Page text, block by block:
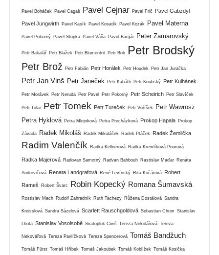
Pavel Boháček Pavel Cagaš Pavel Cejnar Pavel Frič Pavel Gabzdyl
Pavel Jungwirth Pavel Kasík Pavel Kosatík Pavel Kozák Pavel Materna
Pavel Pokorný Pavel Stopka Pavel Váňa Pavol Bargár Peter Zamarovský
Petr Bakalář Petr Blažek Petr Blumentrit Petr Bob Petr Brodský
Petr Brož Petr Fabián Petr Horálek Petr Houdek Petr Jan Juračka
Petr Jan Vinš Petr Janeček Petr Kabáth Petr Koubský Petr Kulhánek
Petr Morávek Petr Neruda Petr Pavel Petr Pokorný Petr Scheirich Petr Slavíček
Petr Tolar Petr Tomek Petr Tureček Petr Voříšek
Petr Wawrosz
Petra Hyklová Petra Mlejnková Petra Procházková Prokop Hapala Prokop
Závada Radek Mikoláš Radek Mikulášek Radek Ptáček Radek Žemlička
Radim Valenčík Radka Kellnerová Radka Kremlíková Pourová
Radka Majerová Radovan Samotný Radvan Bahbouh Rastislav Maďar Renáta
Androvičová Renata Landgrafová René Levínský Rita Kočárová Robert
Rameš Robert Švarc Robin Kopecký Romana Šumavská
Rostislav Mach Rudolf Zahradník Ruth Tachezy Růžena Dostálová Sandra
Kreisslová Sandra Sázelová Scarlett Rauschgoldová Sebastian Chum Stanislav
Lhota Stanislav Vosolsobě Svatopluk Civiš Tereza Nekolářová Tereza
Nekovářová Tereza Pavlíčková Tereza Spencerová Tomáš Bandžuch
Tomáš Fürst Tomáš Hříbek Tomáš Jakoubek Tomáš Koblížek Tomáš Kosička